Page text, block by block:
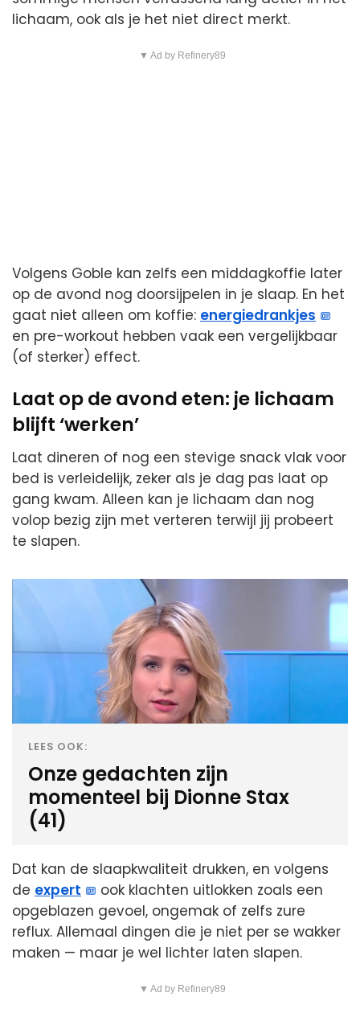
lichaam, ook als je het niet direct merkt.
▼ Ad by Refinery89
Volgens Goble kan zelfs een middagkoffie later
op de avond nog doorsijpelen in je slaap. En het
gaat niet alleen om koffie: energiedrankjes
en pre-workout hebben vaak een vergelijkbaar
(of sterker) effect.
Laat op de avond eten: je lichaam
blijft ‘werken’
Laat dineren of nog een stevige snack vlak voor
bed is verleidelijk, zeker als je dag pas laat op
gang kwam. Alleen kan je lichaam dan nog
volop bezig zijn met verteren terwijl jij probeert
te slapen.
LEES OOK:
Onze gedachten zijn
momenteel bij Dionne Stax
(41)
Dat kan de slaapkwaliteit drukken, en volgens
de expert
ook klachten uitlokken zoals een
opgeblazen gevoel, ongemak of zelfs zure
reflux. Allemaal dingen die je niet per se wakker
maken — maar je wel lichter laten slapen.
▼ Ad by Refinery89